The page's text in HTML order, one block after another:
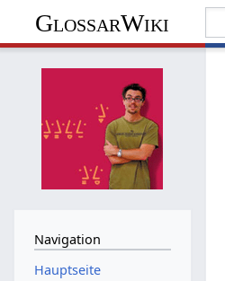
GlossarWiki
Navigation
Hauptseite